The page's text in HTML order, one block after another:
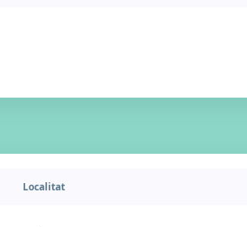
Localitat